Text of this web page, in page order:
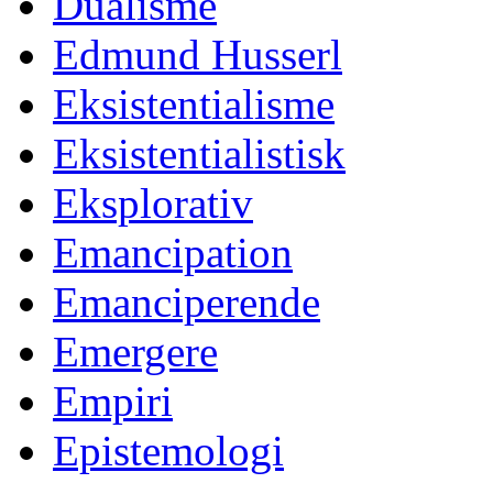
Edmund Husserl
Eksistentialisme
Eksistentialistisk
Eksplorativ
Emancipation
Emanciperende
Emergere
Empiri
Epistemologi